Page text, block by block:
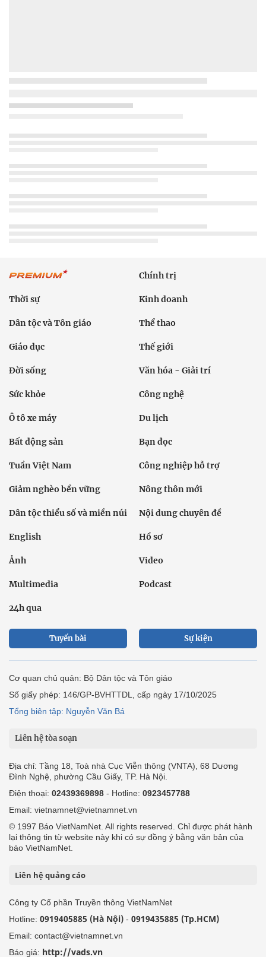
Chính trị
Thời sự Kinh doanh
Dân tộc và Tôn giáo Thể thao
Giáo dục Thế giới
Đời sống Văn hóa - Giải trí
Sức khỏe Công nghệ
Ô tô xe máy Du lịch
Bất động sản Bạn đọc
Tuần Việt Nam Công nghiệp hỗ trợ
Giảm nghèo bền vững Nông thôn mới
Dân tộc thiểu số và miền núi Nội dung chuyên đề
English Hồ sơ
Ảnh Video
Multimedia Podcast
24h qua
Tuyến bài Sự kiện
Cơ quan chủ quản: Bộ Dân tộc và Tôn giáo
Số giấy phép: 146/GP-BVHTTDL, cấp ngày 17/10/2025
Tổng biên tập: Nguyễn Văn Bá
Liên hệ tòa soạn
Địa chỉ: Tầng 18, Toà nhà Cục Viễn thông (VNTA), 68 Dương
Đình Nghệ, phường Cầu Giấy, TP. Hà Nội.
Điện thoại: 02439369898 - Hotline: 0923457788
Email: vietnamnet@vietnamnet.vn
© 1997 Báo VietNamNet. All rights reserved. Chỉ được phát hành
lại thông tin từ website này khi có sự đồng ý bằng văn bản của
báo VietNamNet.
Liên hệ quảng cáo
Công ty Cổ phần Truyền thông VietNamNet
Hotline: 0919405885 (Hà Nội) - 0919435885 (Tp.HCM)
Email: contact@vietnamnet.vn
Báo giá: http://vads.vn